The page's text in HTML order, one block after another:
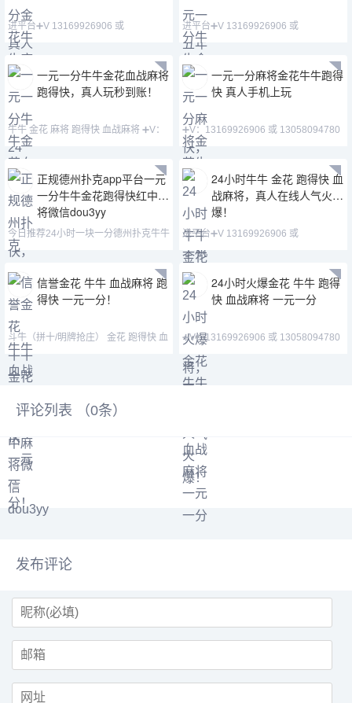
进平台➕V 13169926906 或
进平台➕V 13169926906 或
一元一分牛牛金花血战麻将
跑得快，真人玩秒到账！
牛牛 金花 麻将 跑得快 血战麻将 ➕V：
一元一分麻将金花牛牛跑得
快 真人手机上玩
➕V：13169926906 或 13058094780
QQ:3122617673 主
正规德州扑克app平台一元
一分牛牛金花跑得快红中麻
将微信dou3yy
今日推荐24小时一块一分德州扑克牛牛
金花跑得快红中麻
24小时牛牛 金花 跑得快 血
战麻将，真人在线人气火
爆！
进平台➕V 13169926906 或
信誉金花 牛牛 血战麻将 跑
得快 一元一分！
斗牛（拼十/明牌抢庄） 金花 跑得快 血
战麻将 德州扑克➕
24小时火爆金花 牛牛 跑得
快 血战麻将 一元一分
➕V：13169926906 或 13058094780
评论列表 （0条）
发布评论